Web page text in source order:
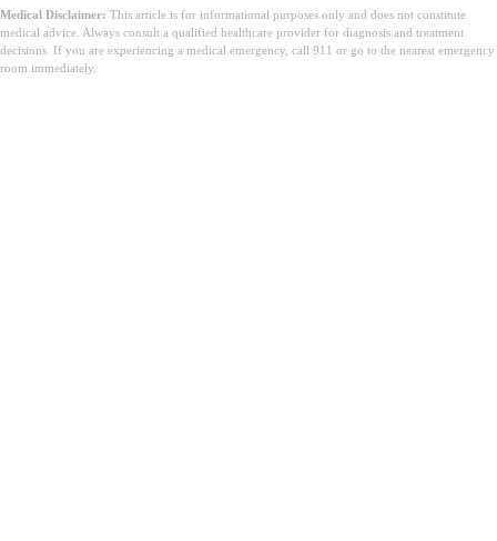
Medical Disclaimer: This article is for informational purposes only and does not constitute
medical advice. Always consult a qualified healthcare provider for diagnosis and treatment
decisions. If you are experiencing a medical emergency, call 911 or go to the nearest emergency
room immediately.